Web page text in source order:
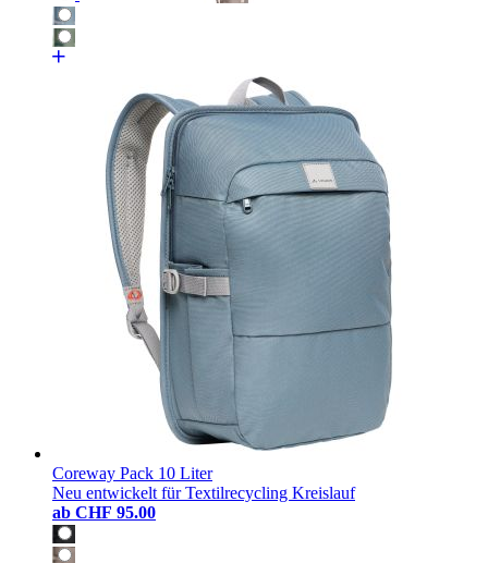
Coreway Pack 10 Liter
Neu entwickelt für Textilrecycling Kreislauf
ab CHF 95.00